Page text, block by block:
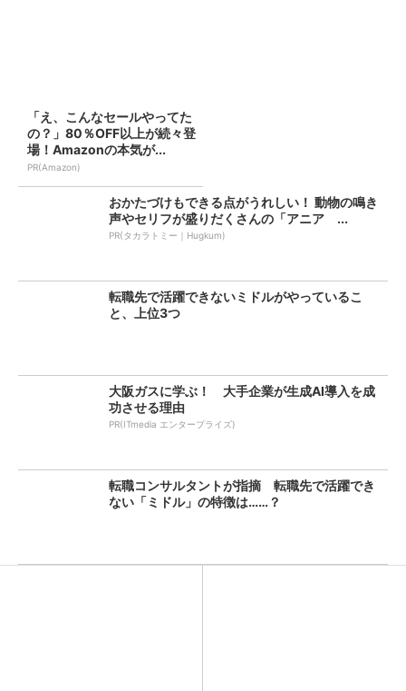
「え、こんなセールやってた
の？」80％OFF以上が続々登
場！Amazonの本気が...
PR(Amazon)
おかたづけもできる点がうれしい！ 動物の鳴き
声やセリフが盛りだくさんの「アニア ...
PR(タカラトミー｜Hugkum)
転職先で活躍できないミドルがやっているこ
と、上位3つ
大阪ガスに学ぶ！ 大手企業が生成AI導入を成
功させる理由
PR(ITmedia エンタープライズ)
転職コンサルタントが指摘 転職先で活躍でき
ない「ミドル」の特徴は……？